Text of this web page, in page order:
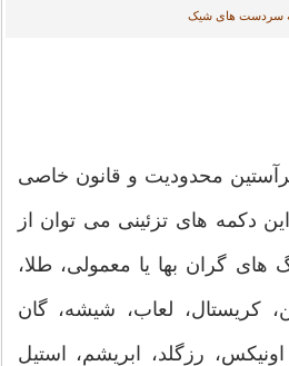
سردست های شیک
محدودیت و قانون خاصی
دکمه های تزئینی می توان از
گران بها یا معمولی، طلا،
کریستال، لعاب، شیشه، گان
رزگلد، ابریشم، استیل